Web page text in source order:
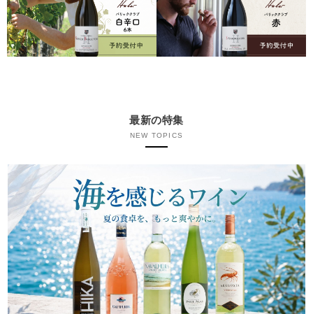
最新の特集
NEW TOPICS